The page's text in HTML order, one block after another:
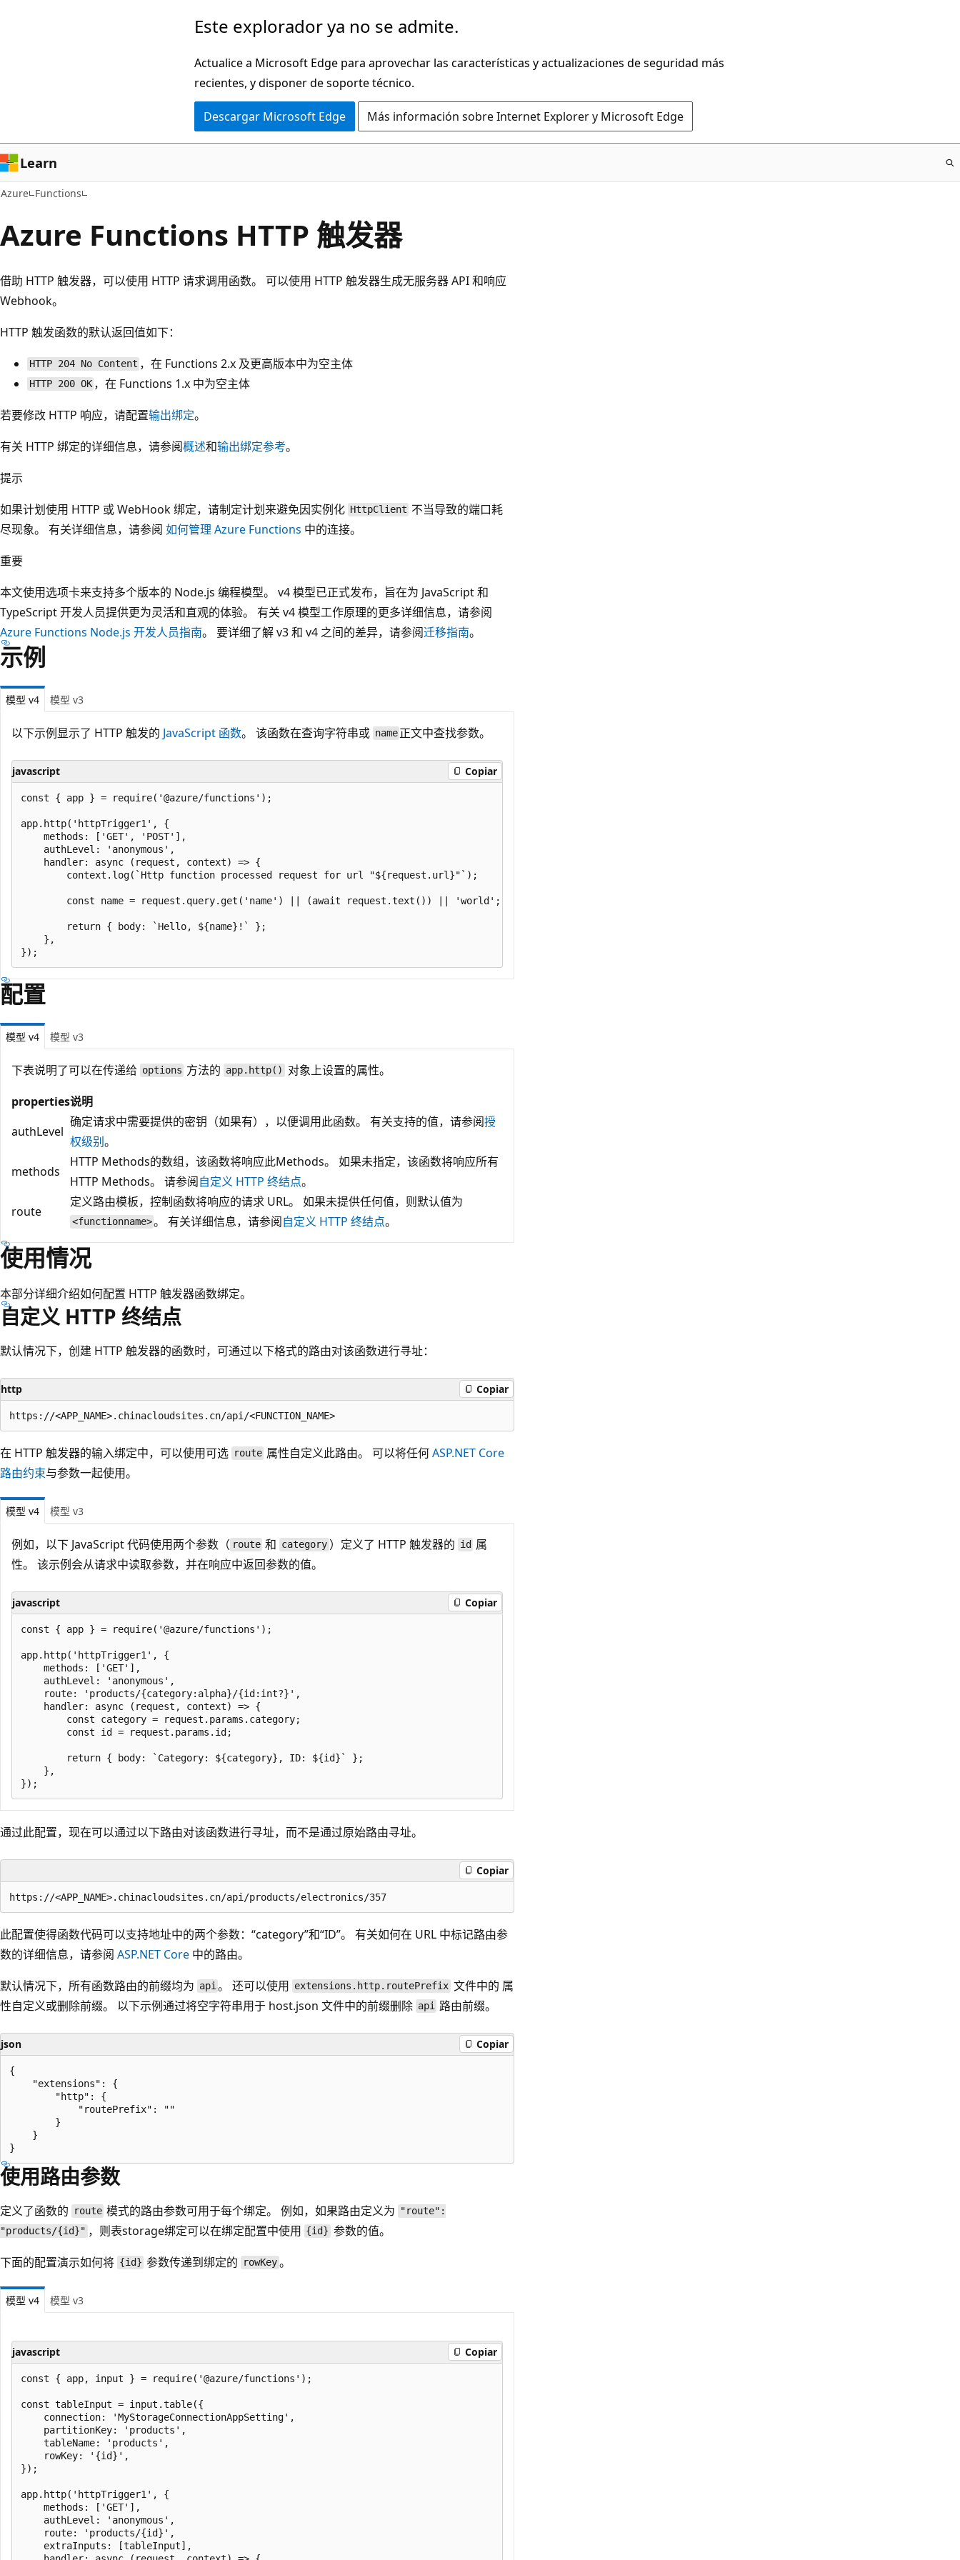
Este explorador ya no se admite.
Actualice a Microsoft Edge para aprovechar las características y actualizaciones de seguridad más
recientes, y disponer de soporte técnico.
Descargar Microsoft Edge Más información sobre Internet Explorer y Microsoft Edge
Learn
Azure Functions
Azure Functions HTTP 触发器
借助 HTTP 触发器，可以使用 HTTP 请求调用函数。 可以使用 HTTP 触发器生成无服务器 API 和响应
Webhook。
HTTP 触发函数的默认返回值如下：
HTTP 204 No Content ，在 Functions 2.x 及更高版本中为空主体
HTTP 200 OK ，在 Functions 1.x 中为空主体
若要修改 HTTP 响应，请配置输出绑定。
有关 HTTP 绑定的详细信息，请参阅概述和输出绑定参考。
提示
如果计划使用 HTTP 或 WebHook 绑定，请制定计划来避免因实例化 HttpClient 不当导致的端口耗
尽现象。 有关详细信息，请参阅 如何管理 Azure Functions 中的连接。
重要
本文使用选项卡来支持多个版本的 Node.js 编程模型。 v4 模型已正式发布，旨在为 JavaScript 和
TypeScript 开发人员提供更为灵活和直观的体验。 有关 v4 模型工作原理的更多详细信息，请参阅
Azure Functions Node.js 开发人员指南。 要详细了解 v3 和 v4 之间的差异，请参阅迁移指南。
示例
模型 v4 模型 v3
以下示例显示了 HTTP 触发的 JavaScript 函数。 该函数在查询字符串或 name 正文中查找参数。
javascript Copiar
const { app } = require('@azure/functions');
app.http('httpTrigger1', {
    methods: ['GET', 'POST'],
    authLevel: 'anonymous',
    handler: async (request, context) => {
        context.log(`Http function processed request for url "${request.url}"`);
        const name = request.query.get('name') || (await request.text()) || 'world';
        return { body: `Hello, ${name}!` };
    },
配置
模型 v4 模型 v3
下表说明了可以在传递给 options 方法的 app.http()
对象上设置的属性。
properties说明
authLevel
确定请求中需要提供的密钥（如果有），以便调用此函数。 有关支持的值，请参阅授
权级别。
methods
HTTP Methods的数组，该函数将响应此Methods。 如果未指定，该函数将响应所有
HTTP Methods。 请参阅自定义 HTTP 终结点。
route
定义路由模板，控制函数将响应的请求 URL。 如果未提供任何值，则默认值为
<functionname>。 有关详细信息，请参阅自定义 HTTP 终结点。
使用情况
本部分详细介绍如何配置 HTTP 触发器函数绑定。
自定义 HTTP 终结点
默认情况下，创建 HTTP 触发器的函数时，可通过以下格式的路由对该函数进行寻址：
http Copiar
在 HTTP 触发器的输入绑定中，可以使用可选 route 属性自定义此路由。 可以将任何ASP.NET Core
路由约束与参数一起使用。
模型 v4 模型 v3
例如，以下 JavaScript 代码使用两个参数（ route 和 category ）定义了 HTTP 触发器的 id 属
性。 该示例会从请求中读取参数，并在响应中返回参数的值。
javascript Copiar
const { app } = require('@azure/functions');
app.http('httpTrigger1', {
    methods: ['GET'],
    authLevel: 'anonymous',
    route: 'products/{category:alpha}/{id:int?}',
    handler: async (request, context) => {
        const category = request.params.category;
        const id = request.params.id;
        return { body: `Category: ${category}, ID: ${id}` };
    },
通过此配置，现在可以通过以下路由对该函数进行寻址，而不是通过原始路由寻址。
Copiar
此配置使得函数代码可以支持地址中的两个参数：“category”和“ID”。 有关如何在 URL 中标记路由参
数的详细信息，请参阅 ASP.NET Core 中的路由。
默认情况下，所有函数路由的前缀均为 api。 还可以使用 extensions.http.routePrefix 文件中的 属
性自定义或删除前缀。 以下示例通过将空字符串用于 host.json 文件中的前缀删除 api 路由前缀。
json Copiar
{
    "extensions": {
        "http": {
            "routePrefix": ""
        }
    }
使用路由参数
定义了函数的 route 模式的路由参数可用于每个绑定。 例如，如果路由定义为
"route":
"products/{id}" ，则表storage绑定可以在绑定配置中使用 {id} 参数的值。
下面的配置演示如何将 {id} 参数传递到绑定的 rowKey。
模型 v4 模型 v3
javascript Copiar
const { app, input } = require('@azure/functions');
const tableInput = input.table({
    connection: 'MyStorageConnectionAppSetting',
    partitionKey: 'products',
    tableName: 'products',
    rowKey: '{id}',
});
app.http('httpTrigger1', {
    methods: ['GET'],
    authLevel: 'anonymous',
    route: 'products/{id}',
    extraInputs: [tableInput],